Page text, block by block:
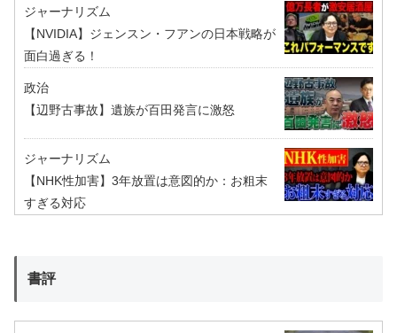
ジャーナリズム
【NVIDIA】ジェンスン・フアンの日本戦略が
面白過ぎる！
政治
【辺野古事故】遺族が百田発言に激怒
ジャーナリズム
【NHK性加害】3年放置は意図的か：お粗末
すぎる対応
書評